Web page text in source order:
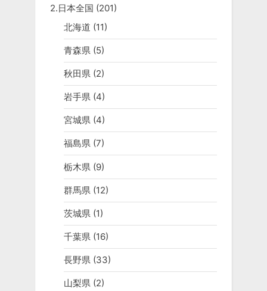
2.日本全国 (201)
北海道 (11)
青森県 (5)
秋田県(2)
岩手県(4)
宮城県(4)
福島県(7)
栃木県 (9)
群馬県 (12)
茨城県(1)
千葉県(16)
長野県(33)
山梨県(2)